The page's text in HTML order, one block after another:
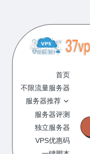
content
7
V
P
S
的
VPS
首页
不限流量服务器
服务器推荐
服务器评测
独立服务器
VPS优惠码